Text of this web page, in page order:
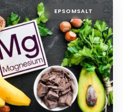
EPSOMSALT